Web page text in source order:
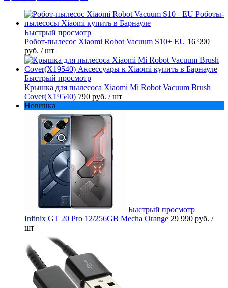
Быстрый просмотр
Робот-пылесос Xiaomi Robot Vacuum S10+ EU 16 990
руб. / шт
Быстрый просмотр
Крышка для пылесоса Xiaomi Mi Robot Vacuum Brush
Cover(X19540) 790 руб. / шт
Новинка
Быстрый просмотр
Infinix GT 20 Pro 12/256GB Mecha Orange 29 990 руб. /
шт